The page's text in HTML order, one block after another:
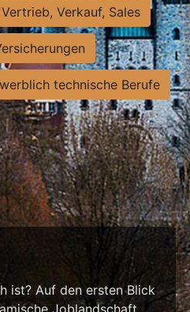
Vertrieb, Verkauf, Sales
technische Berufe
ist? Auf den ersten Blick